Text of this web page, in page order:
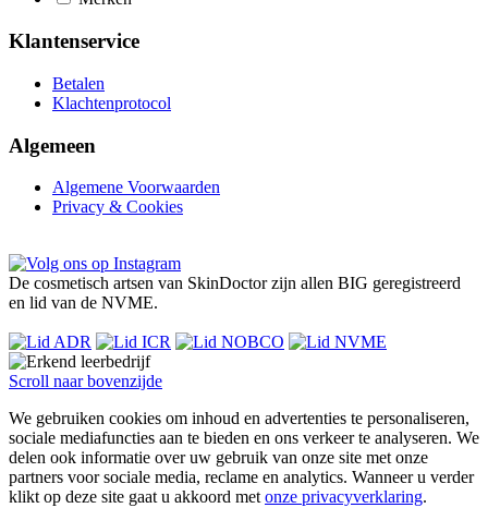
Klantenservice
Betalen
Klachtenprotocol
Algemeen
Algemene Voorwaarden
Privacy & Cookies
De cosmetisch artsen van SkinDoctor zijn allen BIG geregistreerd
en lid van de NVME.
Scroll naar bovenzijde
We gebruiken cookies om inhoud en advertenties te personaliseren,
sociale mediafuncties aan te bieden en ons verkeer te analyseren. We
delen ook informatie over uw gebruik van onze site met onze
partners voor sociale media, reclame en analytics. Wanneer u verder
klikt op deze site gaat u akkoord met onze privacyverklaring.